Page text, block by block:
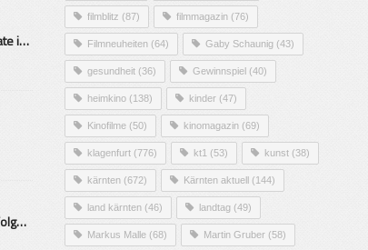
Alarmierende Selbstmordrate in Kärnten
Mittelstand – Fit fürs Land Folge 9- Konditor
filmblitz (87) filmmagazin (76)
Filmneuheiten (64) Gaby Schaunig (43)
gesundheit (36) Gewinnspiel (40)
heimkino (138) kinder (47)
Kinofilme (50) kinomagazin (69)
klagenfurt (776) kt1 (53) kunst (38)
kärnten (672) Kärnten aktuell (144)
land kärnten (46) landtag (49)
Markus Malle (68) Martin Gruber (58)